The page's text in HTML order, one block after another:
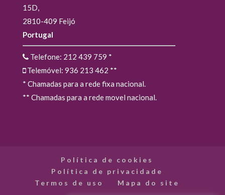
15D,
2810-409 Feijó
Portugal
Telefone: 212 439 759 *
Telemóvel: 936 213 462 **
* Chamadas para a rede fixa nacional.
** Chamadas para a rede movel nacional.
Política de cookies
Política de privacidade
Termos de uso
Mapa do site